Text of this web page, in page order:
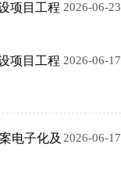
2026-06-23
项目工程
2026-06-17
项目工程
2026-06-17
电子化及